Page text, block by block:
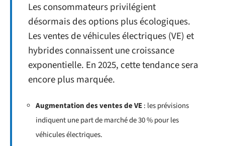
Les consommateurs privilégient
désormais des options plus écologiques.
Les ventes de véhicules électriques (VE) et
hybrides connaissent une croissance
exponentielle. En 2025, cette tendance sera
encore plus marquée.
Augmentation des ventes de VE: les prévisions
indiquent une part de marché de 30 % pour les
véhicules électriques.